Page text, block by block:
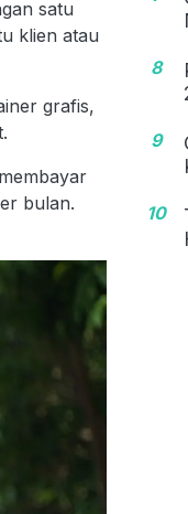
satu
klien atau
grafis,
bulan.
8
9
10